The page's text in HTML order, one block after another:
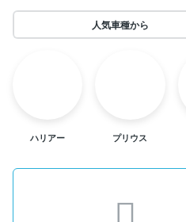
人気車種から
ハリアー プリウス